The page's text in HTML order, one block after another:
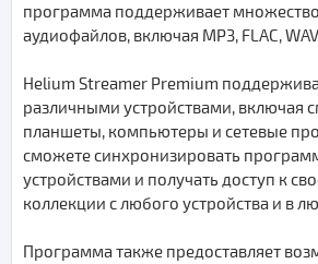
программа поддерживает
аудиофайлов, включая MP3, FLAC,
Helium Streamer Premium
различными устройствами, включая
планшеты, компьютеры и сетевые
сможете синхронизировать
устройствами и получать доступ к
коллекции с любого устройства и в
Программа также предоставляет